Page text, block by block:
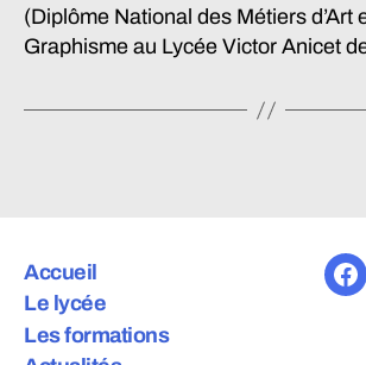
(Diplôme National des Métiers d’Art
Graphisme au Lycée Victor Anicet
Accueil
Le lycée
Les formations